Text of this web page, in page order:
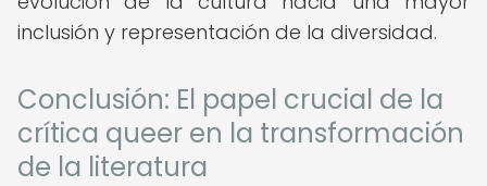
inclusión y representación de la diversidad.
Conclusión: El papel crucial de la
crítica queer en la transformación
de la literatura